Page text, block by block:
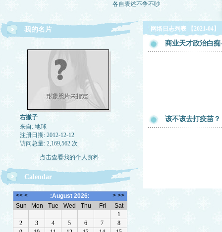
各自表述不争不吵
我的名片
右撇子
来自: 地球
注册日期: 2012-12-12
访问总量: 2,169,562 次
点击查看我的个人资料
Calendar
网络日志列表 【2021-04】
商业天才政治白
该不该去打疫苗？